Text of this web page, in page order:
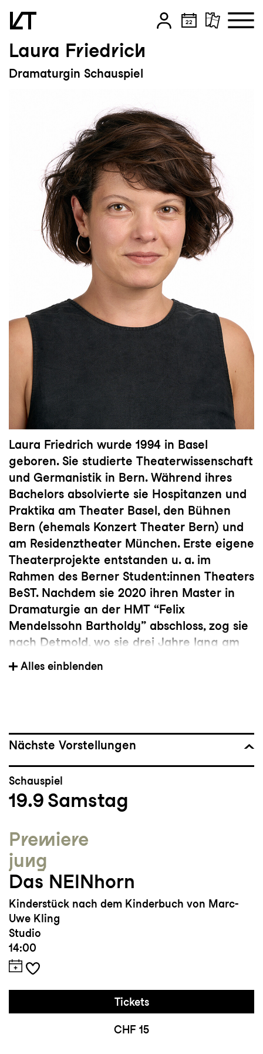
Zum Hauptinhalt springen
Zum Footer springen
Laura Friedrich
Dramaturgin Schauspiel
Laura Friedrich wurde 1994 in Basel
geboren. Sie studierte Theaterwissenschaft
und Germanistik in Bern. Während ihres
Bachelors absolvierte sie Hospitanzen und
Praktika am Theater Basel, den Bühnen
Bern (ehemals Konzert Theater Bern) und
am Residenztheater München. Erste eigene
Theaterprojekte entstanden u. a. im
Rahmen des Berner Student:innen Theaters
BeST. Nachdem sie 2020 ihren Master in
Dramaturgie an der HMT “Felix
Mendelssohn Bartholdy” abschloss, zog sie
nach Detmold, wo sie drei Jahre lang am
Landestheater Detmold engagiert war. Ab
der Spielzeit 2023/24 ist sie
Alles einblenden
Nächste Vorstellungen
Schauspiel
19.9 Samstag
Premiere
jung
Das NEINhorn
Kinderstück nach dem Kinderbuch von Marc-
Uwe Kling
Studio
14:00
Tickets
CHF 15